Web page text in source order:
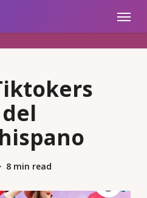
Menu
8 min read